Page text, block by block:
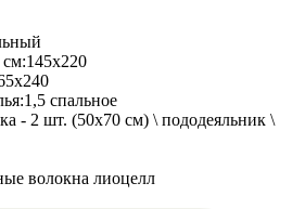
см:145х220
:1,5 спальное
- 2 шт. (50х70 см) \ пододеяльник \
волокна лиоцелл